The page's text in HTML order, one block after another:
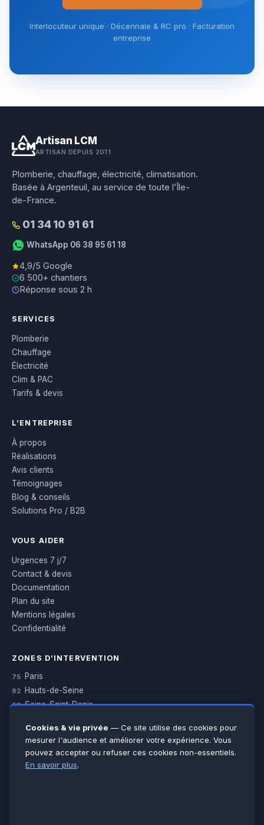
Interlocuteur unique · Décennale & RC pro · Facturation
entreprise
Artisan LCM
ARTISAN DEPUIS 2011
Plomberie, chauffage, électricité, climatisation.
Basée à Argenteuil, au service de toute l’Île-
de-France.
01 34 10 91 61
WhatsApp 06 38 95 61 18
4,9/5 Google
6 500+ chantiers
Réponse sous 2 h
SERVICES
Plomberie
Chauffage
Électricité
Clim & PAC
Tarifs & devis
L’ENTREPRISE
À propos
Réalisations
Avis clients
Témoignages
Blog & conseils
Solutions Pro / B2B
VOUS AIDER
Urgences 7 j/7
Contact & devis
Documentation
Plan du site
Mentions légales
Confidentialité
ZONES D’INTERVENTION
75 Paris
92 Hauts-de-Seine
93 Seine-Saint-Denis
Val-d’Oise
Essonne
Cookies & vie privée — Ce site utilise des cookies pour
mesurer l'audience et améliorer votre expérience. Vous
pouvez accepter ou refuser ces cookies non-essentiels.
En savoir plus.